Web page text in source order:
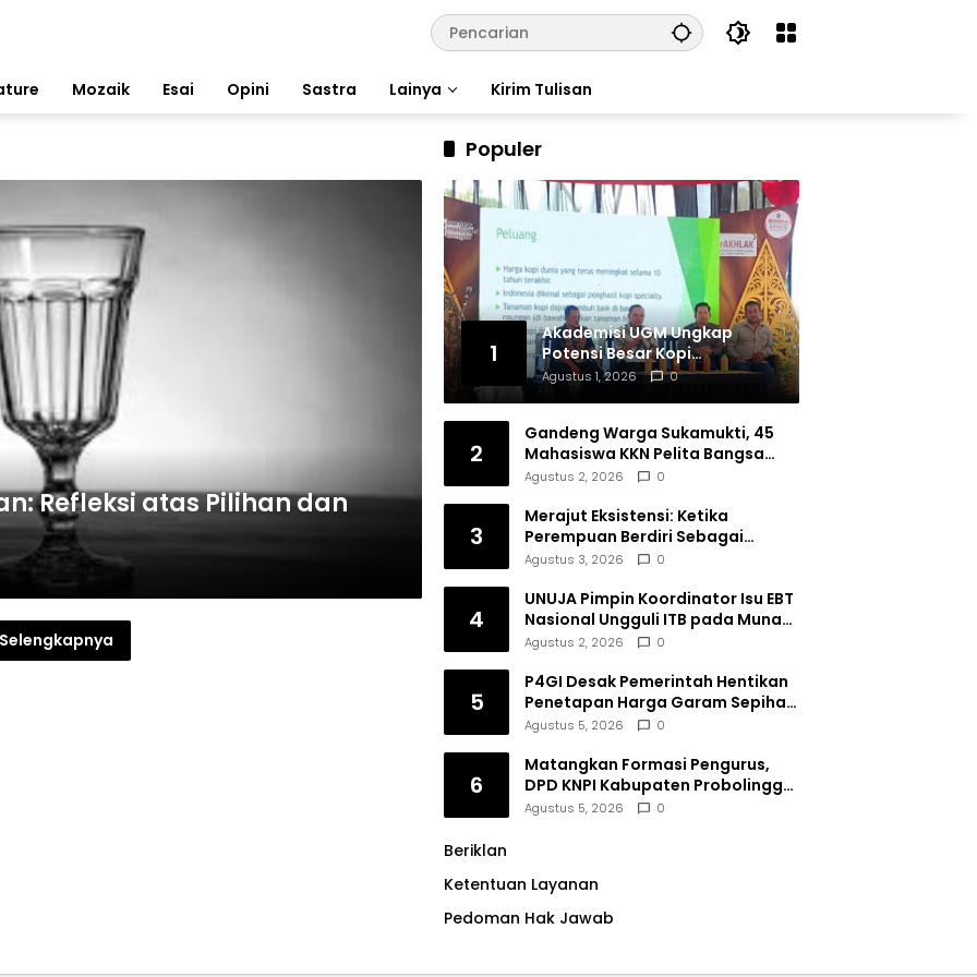
Mozaik Esai Opini Sastra Lainya Kirim Tulisan
Refleksi atas Pilihan dan
Selengkapnya
Populer
1
Akademisi UGM Ungkap
Potensi Besar Kopi
Tulungagung, Siap Bersaing
Agustus 1, 2026 0
2
Gandeng Warga Sukamukti, 45
Mahasiswa KKN Pelita Bangsa
Bersihkan Drainase Desa
Agustus 2, 2026 0
3
Merajut Eksistensi: Ketika
Perempuan Berdiri Sebagai
Subjek
Agustus 3, 2026 0
4
UNUJA Pimpin Koordinator Isu EBT
Nasional Ungguli ITB pada Munas
BEM SI XIX
Agustus 2, 2026 0
5
P4GI Desak Pemerintah Hentikan
Penetapan Harga Garam Sepihak
oleh Pabrik
Agustus 5, 2026 0
6
Matangkan Formasi Pengurus,
DPD KNPI Kabupaten Probolinggo
Utamakan Komitmen dan Kinerja
Agustus 5, 2026 0
Beriklan
Ketentuan Layanan
Pedoman Hak Jawab